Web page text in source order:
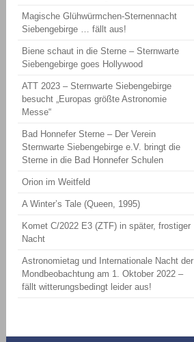
Magische Glühwürmchen-Sternennacht
Siebengebirge … fällt aus!
Biene schaut in die Sterne – Sternwarte
Siebengebirge goes Hollywood
ATT 2023 – Sternwarte Siebengebirge
besucht „Europas größte Astronomie
Messe“
Bad Honnefer Sterne – Der Verein
Sternwarte Siebengebirge e.V. bringt die
Sterne in die Bad Honnefer Schulen
Orion im Weitfeld
A Winter’s Tale (Queen, 1995)
Komet C/2022 E3 (ZTF) in später, frostiger
Nacht
Astronomietag und Internationale Nacht der
Mondbeobachtung am 1. Oktober 2022 –
fällt witterungsbedingt leider aus!